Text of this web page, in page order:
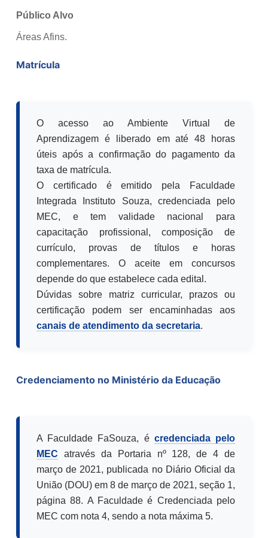
Público Alvo
Áreas Afins.
Matrícula
O acesso ao Ambiente Virtual de
Aprendizagem é liberado em até 48 horas
úteis após a confirmação do pagamento da
taxa de matrícula.
O certificado é emitido pela Faculdade
Integrada Instituto Souza, credenciada pelo
MEC, e tem validade nacional para
capacitação profissional, composição de
currículo, provas de títulos e horas
complementares. O aceite em concursos
depende do que estabelece cada edital.
Dúvidas sobre matriz curricular, prazos ou
certificação podem ser encaminhadas aos
canais de atendimento da secretaria.
Credenciamento no Ministério da Educação
A Faculdade FaSouza, é credenciada pelo
MEC através da Portaria nº 128, de 4 de
março de 2021, publicada no Diário Oficial da
União (DOU) em 8 de março de 2021, seção 1,
página 88. A Faculdade é Credenciada pelo
MEC com nota 4, sendo a nota máxima 5.